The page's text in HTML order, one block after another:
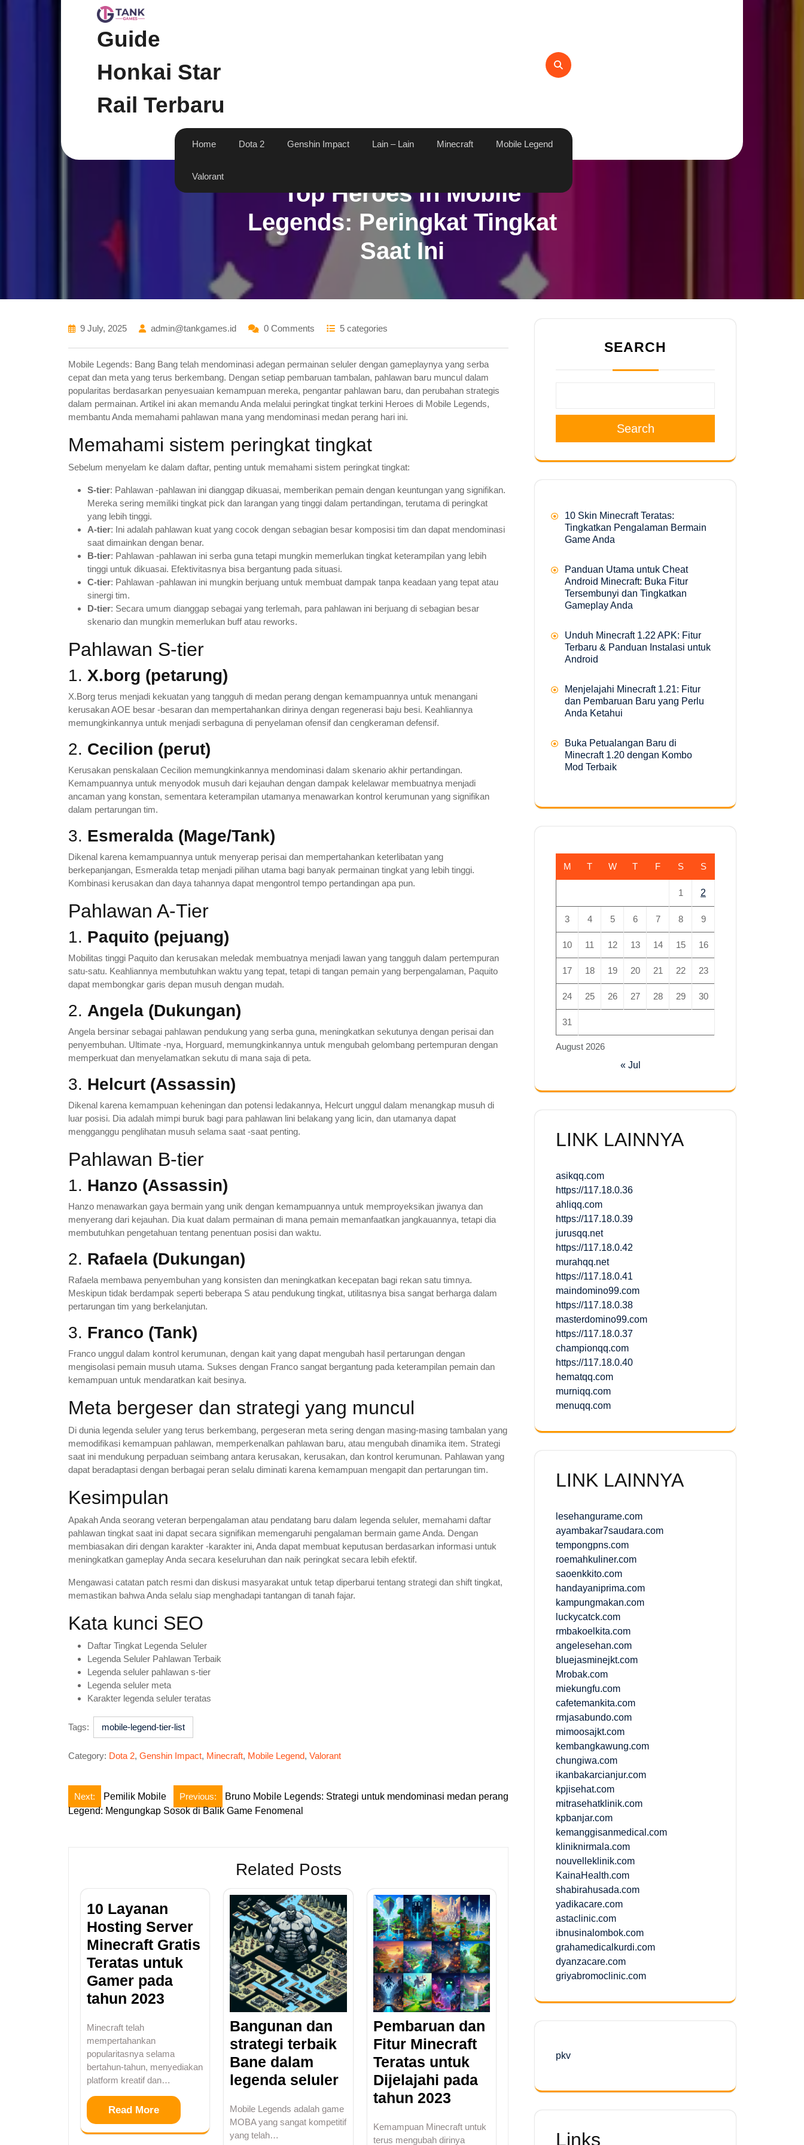
Guide
Honkai Star
Rail Terbaru
Home Dota 2 Genshin Impact Lain – Lain Minecraft Mobile Legend
Valorant
Top Heroes In Mobile
Legends: Peringkat Tingkat
Saat Ini
9 July, 2025 admin@tankgames.id 0 Comments 5 categories
Mobile Legends: Bang Bang telah mendominasi adegan permainan seluler dengan gameplaynya yang serba
cepat dan meta yang terus berkembang. Dengan setiap pembaruan tambalan, pahlawan baru muncul dalam
popularitas berdasarkan penyesuaian kemampuan mereka, pengantar pahlawan baru, dan perubahan strategis
dalam permainan. Artikel ini akan memandu Anda melalui peringkat tingkat terkini Heroes di Mobile Legends,
membantu Anda memahami pahlawan mana yang mendominasi medan perang hari ini.
Memahami sistem peringkat tingkat
Sebelum menyelam ke dalam daftar, penting untuk memahami sistem peringkat tingkat:
S-tier: Pahlawan -pahlawan ini dianggap dikuasai, memberikan pemain dengan keuntungan yang signifikan.
Mereka sering memiliki tingkat pick dan larangan yang tinggi dalam pertandingan, terutama di peringkat
yang lebih tinggi.
A-tier: Ini adalah pahlawan kuat yang cocok dengan sebagian besar komposisi tim dan dapat mendominasi
saat dimainkan dengan benar.
B-tier: Pahlawan -pahlawan ini serba guna tetapi mungkin memerlukan tingkat keterampilan yang lebih
tinggi untuk dikuasai. Efektivitasnya bisa bergantung pada situasi.
C-tier: Pahlawan -pahlawan ini mungkin berjuang untuk membuat dampak tanpa keadaan yang tepat atau
sinergi tim.
D-tier: Secara umum dianggap sebagai yang terlemah, para pahlawan ini berjuang di sebagian besar
skenario dan mungkin memerlukan buff atau reworks.
Pahlawan S-tier
1. X.borg (petarung)
X.Borg terus menjadi kekuatan yang tangguh di medan perang dengan kemampuannya untuk menangani
kerusakan AOE besar -besaran dan mempertahankan dirinya dengan regenerasi baju besi. Keahliannya
memungkinkannya untuk menjadi serbaguna di penyelaman ofensif dan cengkeraman defensif.
2. Cecilion (perut)
Kerusakan penskalaan Cecilion memungkinkannya mendominasi dalam skenario akhir pertandingan.
Kemampuannya untuk menyodok musuh dari kejauhan dengan dampak kelelawar membuatnya menjadi
ancaman yang konstan, sementara keterampilan utamanya menawarkan kontrol kerumunan yang signifikan
dalam pertarungan tim.
3. Esmeralda (Mage/Tank)
Dikenal karena kemampuannya untuk menyerap perisai dan mempertahankan keterlibatan yang
berkepanjangan, Esmeralda tetap menjadi pilihan utama bagi banyak permainan tingkat yang lebih tinggi.
Kombinasi kerusakan dan daya tahannya dapat mengontrol tempo pertandingan apa pun.
Pahlawan A-Tier
1. Paquito (pejuang)
Mobilitas tinggi Paquito dan kerusakan meledak membuatnya menjadi lawan yang tangguh dalam pertempuran
satu-satu. Keahliannya membutuhkan waktu yang tepat, tetapi di tangan pemain yang berpengalaman, Paquito
dapat membongkar garis depan musuh dengan mudah.
2. Angela (Dukungan)
Angela bersinar sebagai pahlawan pendukung yang serba guna, meningkatkan sekutunya dengan perisai dan
penyembuhan. Ultimate -nya, Horguard, memungkinkannya untuk mengubah gelombang pertempuran dengan
memperkuat dan menyelamatkan sekutu di mana saja di peta.
3. Helcurt (Assassin)
Dikenal karena kemampuan keheningan dan potensi ledakannya, Helcurt unggul dalam menangkap musuh di
luar posisi. Dia adalah mimpi buruk bagi para pahlawan lini belakang yang licin, dan utamanya dapat
mengganggu penglihatan musuh selama saat -saat penting.
Pahlawan B-tier
1. Hanzo (Assassin)
Hanzo menawarkan gaya bermain yang unik dengan kemampuannya untuk memproyeksikan jiwanya dan
menyerang dari kejauhan. Dia kuat dalam permainan di mana pemain memanfaatkan jangkauannya, tetapi dia
membutuhkan pengetahuan tentang penentuan posisi dan waktu.
2. Rafaela (Dukungan)
Rafaela membawa penyembuhan yang konsisten dan meningkatkan kecepatan bagi rekan satu timnya.
Meskipun tidak berdampak seperti beberapa S atau pendukung tingkat, utilitasnya bisa sangat berharga dalam
pertarungan tim yang berkelanjutan.
3. Franco (Tank)
Franco unggul dalam kontrol kerumunan, dengan kait yang dapat mengubah hasil pertarungan dengan
mengisolasi pemain musuh utama. Sukses dengan Franco sangat bergantung pada keterampilan pemain dan
kemampuan untuk mendaratkan kait besinya.
Meta bergeser dan strategi yang muncul
Di dunia legenda seluler yang terus berkembang, pergeseran meta sering dengan masing-masing tambalan yang
memodifikasi kemampuan pahlawan, memperkenalkan pahlawan baru, atau mengubah dinamika item. Strategi
saat ini mendukung perpaduan seimbang antara kerusakan, kerusakan, dan kontrol kerumunan. Pahlawan yang
dapat beradaptasi dengan berbagai peran selalu diminati karena kemampuan mengapit dan pertarungan tim.
Kesimpulan
Apakah Anda seorang veteran berpengalaman atau pendatang baru dalam legenda seluler, memahami daftar
pahlawan tingkat saat ini dapat secara signifikan memengaruhi pengalaman bermain game Anda. Dengan
membiasakan diri dengan karakter -karakter ini, Anda dapat membuat keputusan berdasarkan informasi untuk
meningkatkan gameplay Anda secara keseluruhan dan naik peringkat secara lebih efektif.
Mengawasi catatan patch resmi dan diskusi masyarakat untuk tetap diperbarui tentang strategi dan shift tingkat,
memastikan bahwa Anda selalu siap menghadapi tantangan di tanah fajar.
Kata kunci SEO
Daftar Tingkat Legenda Seluler
Legenda Seluler Pahlawan Terbaik
Legenda seluler pahlawan s-tier
Legenda seluler meta
Karakter legenda seluler teratas
Tags: mobile-legend-tier-list
Category: Dota 2, Genshin Impact, Minecraft, Mobile Legend, Valorant
Post
navigation
Previous: Bruno Mobile Legends: Strategi untuk mendominasi medan perang
Next:
Pemilik Mobile
Legend: Mengungkap Sosok di Balik Game Fenomenal
Related Posts
10 Layanan
Hosting Server
Minecraft Gratis
Teratas untuk
Gamer pada
tahun 2023
Minecraft telah
mempertahankan
popularitasnya selama
bertahun-tahun, menyediakan
platform kreatif dan…
Read More
Bangunan dan
strategi terbaik
Bane dalam
legenda seluler
Mobile Legends adalah game
MOBA yang sangat kompetitif
yang telah…
Pembaruan dan
Fitur Minecraft
Teratas untuk
Dijelajahi pada
tahun 2023
Kemampuan Minecraft untuk
terus mengubah dirinya
SEARCH
Search
10 Skin Minecraft Teratas:
Tingkatkan Pengalaman Bermain
Game Anda
Panduan Utama untuk Cheat
Android Minecraft: Buka Fitur
Tersembunyi dan Tingkatkan
Gameplay Anda
Unduh Minecraft 1.22 APK: Fitur
Terbaru & Panduan Instalasi untuk
Android
Menjelajahi Minecraft 1.21: Fitur
dan Pembaruan Baru yang Perlu
Anda Ketahui
Buka Petualangan Baru di
Minecraft 1.20 dengan Kombo
Mod Terbaik
August 2026
M T W T F S S
1 2
3 4 5 6 7 8 9
10 11 12 13 14 15 16
17 18 19 20 21 22 23
24 25 26 27 28 29 30
31
« Jul
LINK LAINNYA
asikqq.com
https://117.18.0.36
ahliqq.com
https://117.18.0.39
jurusqq.net
https://117.18.0.42
murahqq.net
https://117.18.0.41
maindomino99.com
https://117.18.0.38
masterdomino99.com
https://117.18.0.37
championqq.com
https://117.18.0.40
hematqq.com
murniqq.com
menuqq.com
LINK LAINNYA
lesehangurame.com
ayambakar7saudara.com
tempongpns.com
roemahkuliner.com
saoenkkito.com
handayaniprima.com
kampungmakan.com
luckycatck.com
rmbakoelkita.com
angelesehan.com
bluejasminejkt.com
Mrobak.com
miekungfu.com
cafetemankita.com
rmjasabundo.com
mimoosajkt.com
kembangkawung.com
chungiwa.com
ikanbakarcianjur.com
kpjisehat.com
mitrasehatklinik.com
kpbanjar.com
kemanggisanmedical.com
kliniknirmala.com
nouvelleklinik.com
KainaHealth.com
shabirahusada.com
yadikacare.com
astaclinic.com
ibnusinalombok.com
grahamedicalkurdi.com
dyanzacare.com
griyabromoclinic.com
pkv
Links